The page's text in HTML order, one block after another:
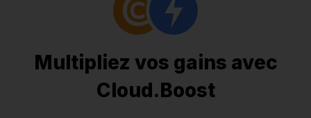
Multipliez vos gains avec
Cloud.Boost